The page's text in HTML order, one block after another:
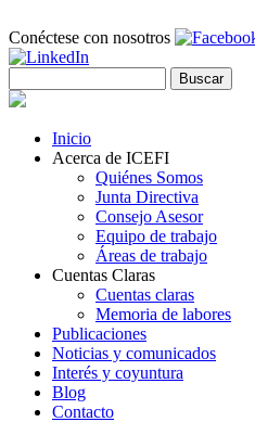
Conéctese con nosotros
Formulario de
Inicio
Acerca de ICEFI
Quiénes Somos
Junta Directiva
Consejo Asesor
Equipo de trabajo
Áreas de trabajo
Cuentas Claras
Cuentas claras
Memoria de labores
Publicaciones
Noticias y comunicados
Interés y coyuntura
Blog
Contacto